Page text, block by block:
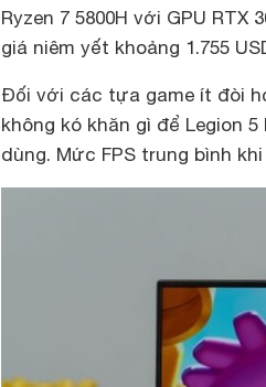
Ryzen 7 5800H với GPU RTX
giá niêm yết khoảng 1.755
Đối với các tựa game ít đòi
không kó khăn gì để Legion
dùng. Mức FPS trung bình